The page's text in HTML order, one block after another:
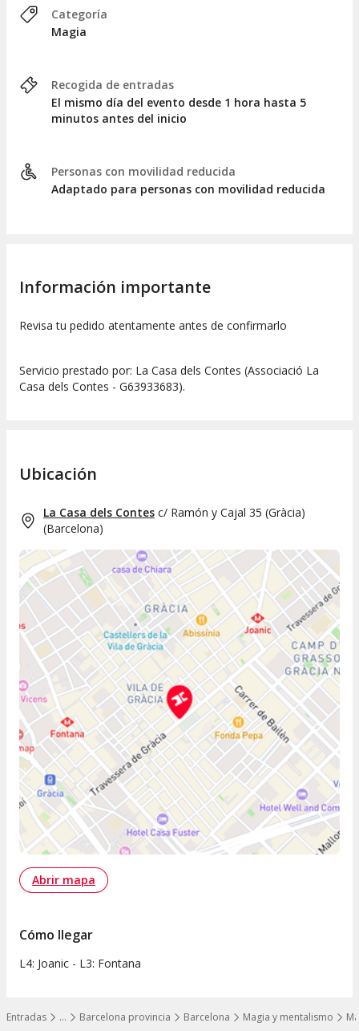
…
Mostrar todos los niveles
Entradas Barcelona provincia Barcelona Magia y mentalismo
Categoría
Magia
Recogida de entradas
El mismo día del evento desde 1 hora hasta 5
minutos antes del inicio
Personas con movilidad reducida
Adaptado para personas con movilidad reducida
Información importante
Revisa tu pedido atentamente antes de confirmarlo
Servicio prestado por: La Casa dels Contes (Associació La
Casa dels Contes - G63933683).
Ubicación
La Casa dels Contes c/ Ramón y Cajal 35 (Gràcia)
(Barcelona)
Abrir mapa
Cómo llegar
L4: Joanic - L3: Fontana